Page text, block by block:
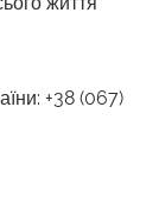
+38 (067)